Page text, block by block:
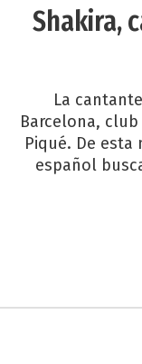
Shakira,
La
Barcelona,
Piqué. De
español